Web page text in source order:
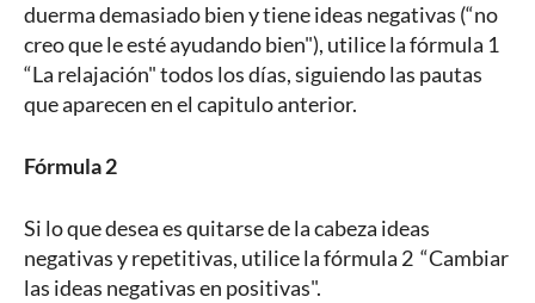
duerma demasiado bien y tiene ideas negativas (“no
creo que le esté ayudando bien"), utilice la fórmula 1
“La relajación" todos los días, siguiendo las pautas
que aparecen en el capitulo anterior.
Fórmula 2
Si lo que desea es quitarse de la cabeza ideas
negativas y repetitivas, utilice la fórmula 2 “Cambiar
las ideas negativas en positivas".